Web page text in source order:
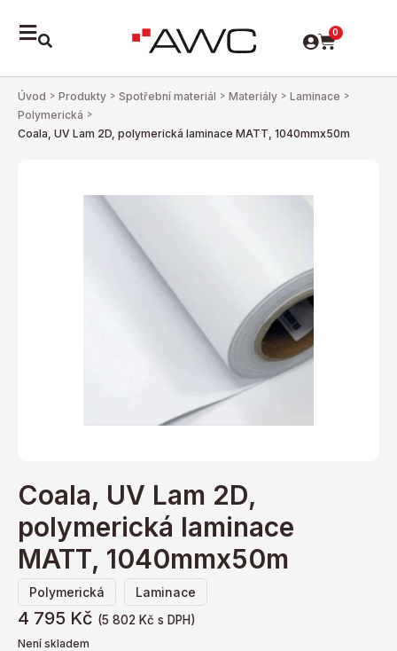
0
Úvod > Produkty > Spotřební materiál > Materiály > Laminace >
Polymerická >
Coala, UV Lam 2D, polymerická laminace MATT, 1040mmx50m
Polymerická Laminace
Coala, UV Lam 2D,
polymerická laminace
MATT, 1040mmx50m
4 795 Kč (5 802 Kč s DPH)
Není skladem